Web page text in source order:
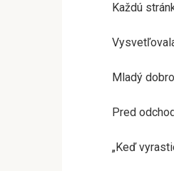
Každú
Mladý
Pred
„Keď